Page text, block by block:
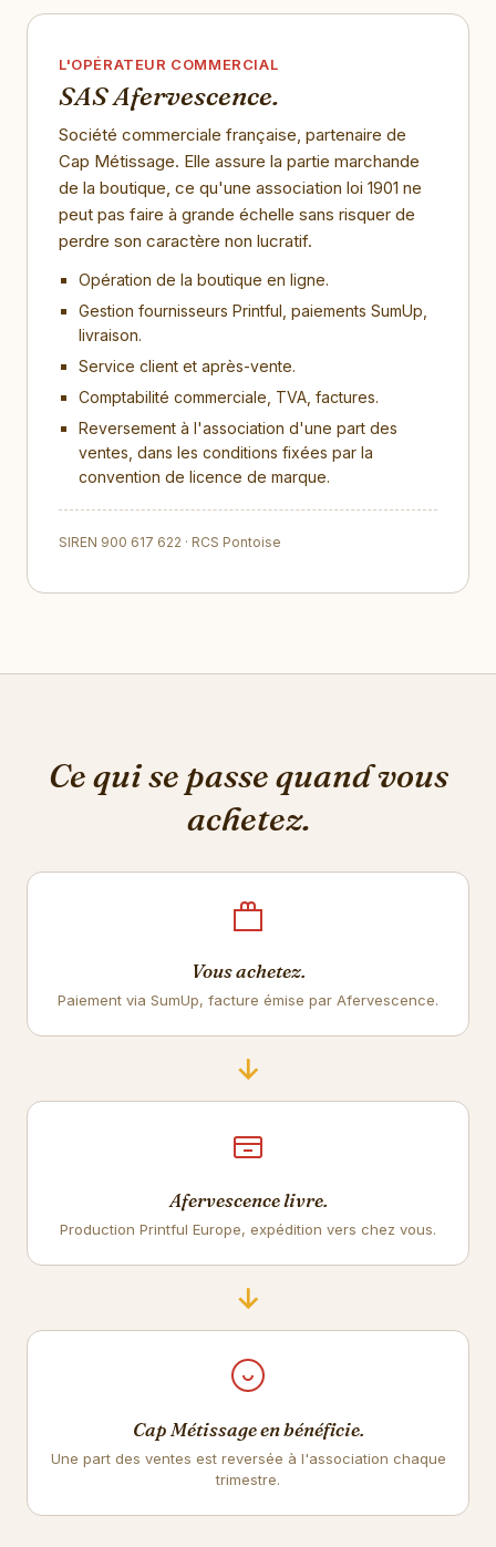
L'OPÉRATEUR COMMERCIAL
SAS Afervescence.
Société commerciale française, partenaire de
Cap Métissage. Elle assure la partie marchande
de la boutique, ce qu'une association loi 1901 ne
peut pas faire à grande échelle sans risquer de
perdre son caractère non lucratif.
Opération de la boutique en ligne.
Gestion fournisseurs Printful, paiements SumUp,
livraison.
Service client et après-vente.
Comptabilité commerciale, TVA, factures.
Reversement à l'association d'une part des
ventes, dans les conditions fixées par la
convention de licence de marque.
SIREN 900 617 622 · RCS Pontoise
Ce qui se passe quand vous
achetez.
Vous achetez.
Paiement via SumUp, facture émise par Afervescence.
→
Afervescence livre.
Production Printful Europe, expédition vers chez vous.
→
Cap Métissage en bénéficie.
Une part des ventes est reversée à l'association chaque
trimestre.